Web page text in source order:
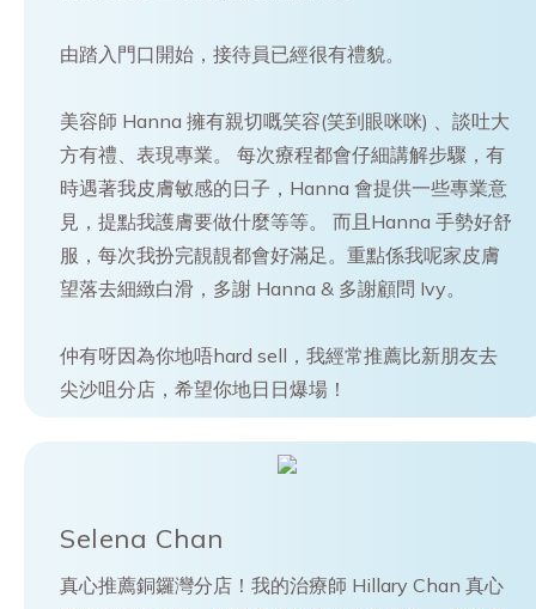
由踏入門口開始，接待員已經很有禮貌。
美容師 Hanna 擁有親切嘅笑容(笑到眼咪咪) 、談吐大
方有禮、表現專業。 每次療程都會仔細講解步驟，有
時遇著我皮膚敏感的日子，Hanna 會提供一些專業意
見，提點我護膚要做什麼等等。 而且Hanna 手勢好舒
服，每次我扮完靚靚都會好滿足。重點係我呢家皮膚
望落去細緻白滑，多謝 Hanna & 多謝顧問 Ivy。
仲有呀因為你地唔hard sell，我經常推薦比新朋友去
尖沙咀分店，希望你地日日爆場！
Selena Chan
真心推薦銅鑼灣分店！我的治療師 Hillary Chan 真心